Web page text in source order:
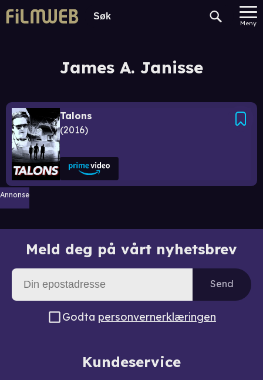
Meny
James A. Janisse
Talons
2016
Annonse
Meld deg på vårt nyhetsbrev
Send
Godta personvernerklæringen
Kundeservice